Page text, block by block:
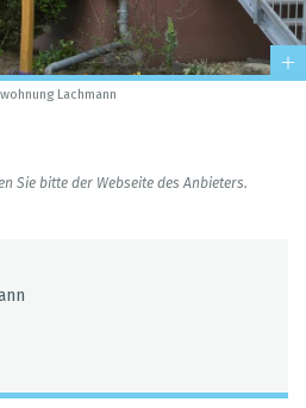
Lach­mann
Sie bitte der Web­seite des Anbie­ters.